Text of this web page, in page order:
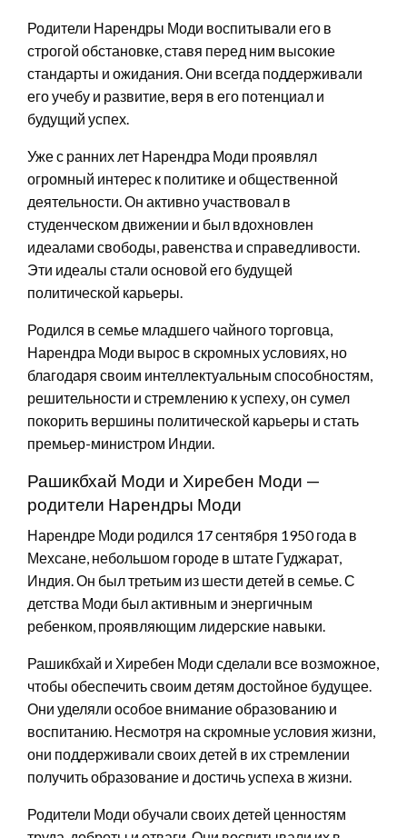
Родители Нарендры Моди воспитывали его в
строгой обстановке, ставя перед ним высокие
стандарты и ожидания. Они всегда поддерживали
его учебу и развитие, веря в его потенциал и
будущий успех.
Уже с ранних лет Нарендра Моди проявлял
огромный интерес к политике и общественной
деятельности. Он активно участвовал в
студенческом движении и был вдохновлен
идеалами свободы, равенства и справедливости.
Эти идеалы стали основой его будущей
политической карьеры.
Родился в семье младшего чайного торговца,
Нарендра Моди вырос в скромных условиях, но
благодаря своим интеллектуальным способностям,
решительности и стремлению к успеху, он сумел
покорить вершины политической карьеры и стать
премьер-министром Индии.
Рашикбхай Моди и Хиребен Моди —
родители Нарендры Моди
Нарендре Моди родился 17 сентября 1950 года в
Мехсане, небольшом городе в штате Гуджарат,
Индия. Он был третьим из шести детей в семье. С
детства Моди был активным и энергичным
ребенком, проявляющим лидерские навыки.
Рашикбхай и Хиребен Моди сделали все возможное,
чтобы обеспечить своим детям достойное будущее.
Они уделяли особое внимание образованию и
воспитанию. Несмотря на скромные условия жизни,
они поддерживали своих детей в их стремлении
получить образование и достичь успеха в жизни.
Родители Моди обучали своих детей ценностям